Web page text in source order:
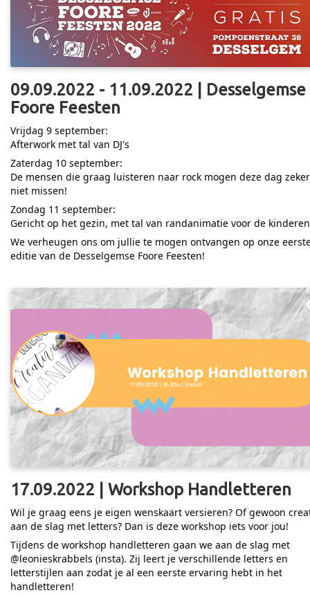
09.09.2022 - 11.09.2022 | Desselgemse
Foore Feesten
Vrijdag 9 september:
Afterwork met tal van DJ's
Zaterdag 10 september:
De mensen die graag luisteren naar rock mogen deze dag zeker
niet missen!
Zondag 11 september:
Gericht op het gezin, met tal van randanimatie voor de
We verheugen ons om jullie te mogen ontvangen op onze
editie van de Desselgemse Foore Feesten!
17.09.2022 | Workshop Handletteren
Wil je graag eens je eigen wenskaart versieren? Of gewoon
aan de slag met letters? Dan is deze workshop iets voor jou!
Tijdens de workshop handletteren gaan we aan de slag met
@leonieskrabbels (insta). Zij leert je verschillende letters en
letterstijlen aan zodat je al een eerste ervaring hebt in het
handletteren!